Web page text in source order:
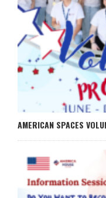
AMERICAN SPACES